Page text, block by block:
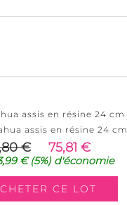
assis en résine 24 cm
assis en résine 24 cm
€ 75,81 €
€(5%)d'économie